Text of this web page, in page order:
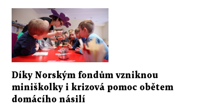
Díky Norským fondům vzniknou
miniškolky i krizová pomoc obětem
domácího násilí